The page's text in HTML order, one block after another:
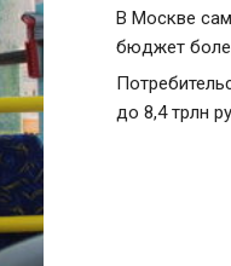
В Москве
бюджет
до 8,4 трлн